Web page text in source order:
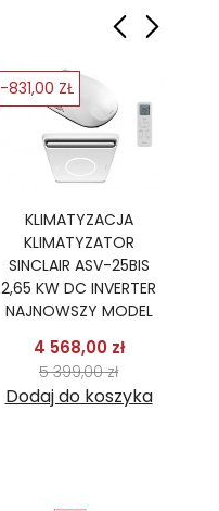
KLIMATYZACJA
KLIMATYZATOR
SINCLAIR ASV-25BIS
2,65 KW DC INVERTER
NAJNOWSZY MODEL
4 568,00 złCena
5 399,00 złCena
Dodaj do koszyka
-831,00 ZŁ